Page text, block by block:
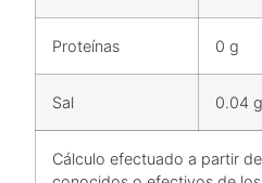
Proteínas 0 g
Sal 0.04 g
Cálculo efectuado a partir